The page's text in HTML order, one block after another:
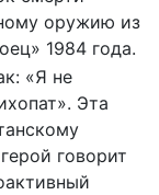
оружию из
1984 года.
«Я не
Эта
говорит